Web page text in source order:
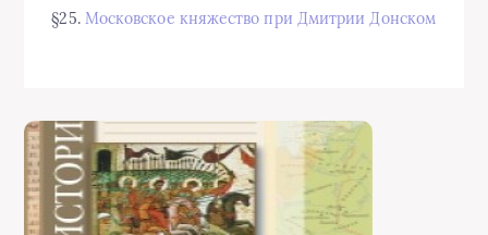
§25. Московское княжество при Дмитрии Донском